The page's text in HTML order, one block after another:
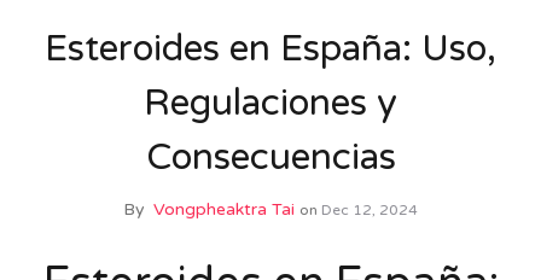
Esteroides en España: Uso,
Regulaciones y
Consecuencias
By Vongpheaktra Tai on Dec 12, 2024